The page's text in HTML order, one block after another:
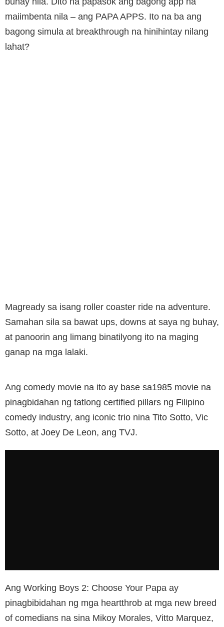
maiimbenta nila – ang PAPA APPS. Ito na ba ang
bagong simula at breakthrough na hinihintay nilang
lahat?
Magready sa isang roller coaster ride na adventure.
Samahan sila sa bawat ups, downs at saya ng buhay,
at panoorin ang limang binatilyong ito na maging
ganap na mga lalaki.
Ang comedy movie na ito ay base sa1985 movie na
pinagbidahan ng tatlong certified pillars ng Filipino
comedy industry, ang iconic trio nina Tito Sotto, Vic
Sotto, at Joey De Leon, ang TVJ.
Ang Working Boys 2: Choose Your Papa ay
pinagbibidahan ng mga heartthrob at mga new breed
of comedians na sina Mikoy Morales, Vitto Marquez,